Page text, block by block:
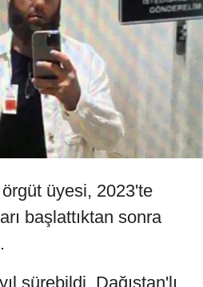
örgüt üyesi, 2023'te
başlattıktan sonra
sürebildi. Dağıstan'lı